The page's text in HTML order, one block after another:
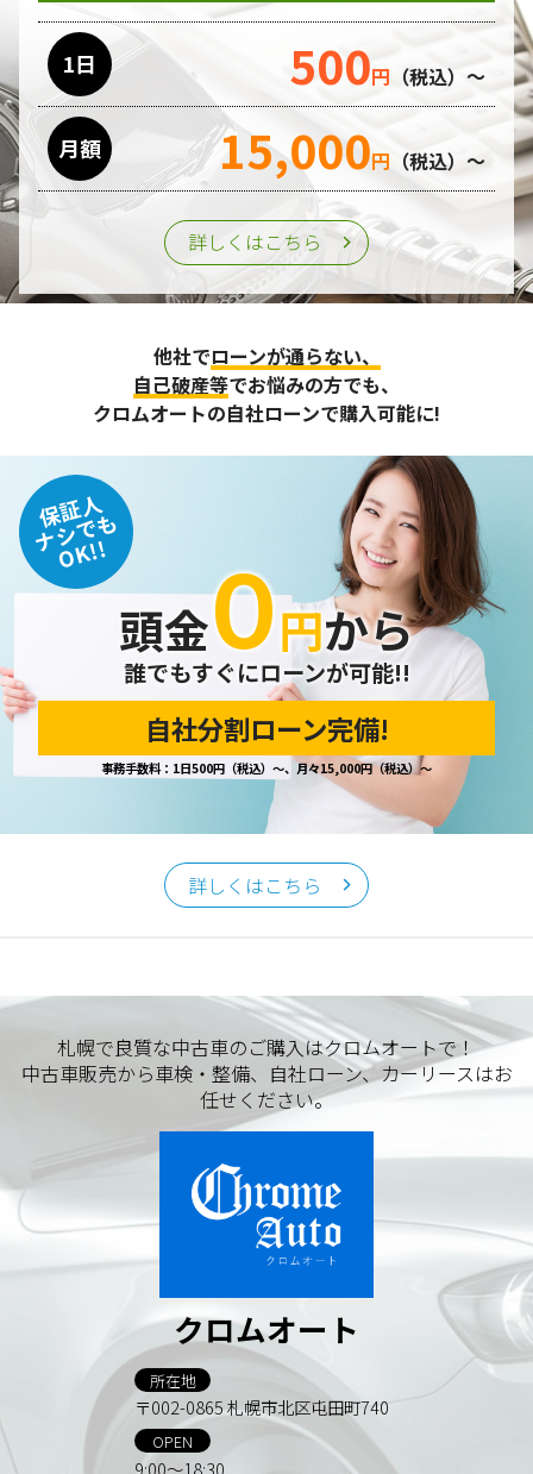
委託先の管理･監督
利用目的の遂行のために業務を委託する場合、個人情報の取
り扱いに関する委託先の適正な管理・監督をおこないます。
第三者への提供
個人情報は、ご本人の同意を得た場合または法令の定めがあ
る場合を除き、第三者に提供することはいたしません。
個人情報の管理
失、破壊、改ざん及び漏えいなどに対する予防ならびに是正
に努め、合理的な安全対策を講じます。
また、個人情報保護に関する法令およびその他の規範を遵守
するとともに、この方針に基づく個人情報保護規程や体制を
定め、その内容を継続的に見直し、改善に努めます。
個人情報の訂正･削除・開示
ご本人から、登録されている個人情報について訂正・削除・
開示の請求があった場合は、迅速に対応いたします。
当ホームページが保有する個人情報の取り扱い、および訂
正・削除・開示等に関するお問い合わせ先は、以下の通りで
個人情報保護担当窓口
当社の「個人情報の取扱い」に関するお問い合わせは、下記
クロムオート
〒002-0865 札幌市北区屯田町740
TEL／011-790-7766FAX／011-790-6818
1日 500円 （税込）～
月額 15,000円 （税込）～
詳しくはこちら
他社でローンが通らない、
自己破産等でお悩みの方でも、
クロムオートの自社ローンで購入可能に!
保証人
ナシでも
OK!!
頭金０円から
誰でもすぐにローンが可能!!
自社分割ローン完備!
事務手数料：1日500円（税込）～、月々15,000円（税込）～
詳しくはこちら
札幌で良質な中古車のご購入はクロムオートで！
中古車販売から車検・整備、自社ローン、カーリースはお
任せください。
クロムオート
所在地
〒002-0865 札幌市北区屯田町740
OPEN
9:00～18:30